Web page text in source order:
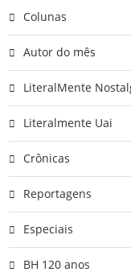
Colunas
Autor do mês
LiteralMente
Literalmente Uai
Crônicas
Reportagens
Especiais
BH 120 anos